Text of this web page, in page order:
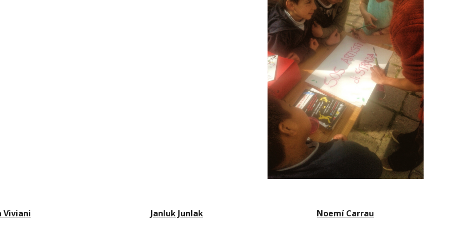
Viviani Janluk Junlak Noemí Carrau